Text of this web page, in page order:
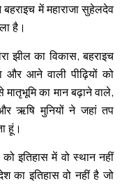
में महाराजा सुहेलदेव
है।
झील का विकास, बहराइच
और आने वाली पीढ़ियों को
का मान बढ़ाने वाले,
ऋषि मुनियों ने जहां तप
हूं।
इतिहास में वो स्थान नहीं
का इतिहास वो नहीं है जो